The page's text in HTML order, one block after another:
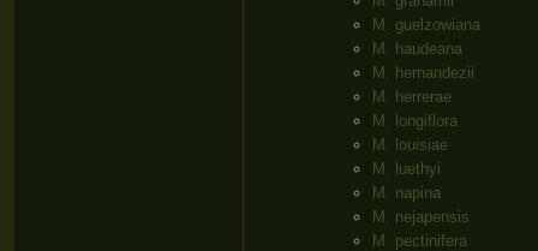
M. guelzowiana
M. haudeana
M. hernandezii
M. herrerae
M. longiflora
M. louisiae
M. luethyi
M. napina
M. nejapensis
M. pectinifera